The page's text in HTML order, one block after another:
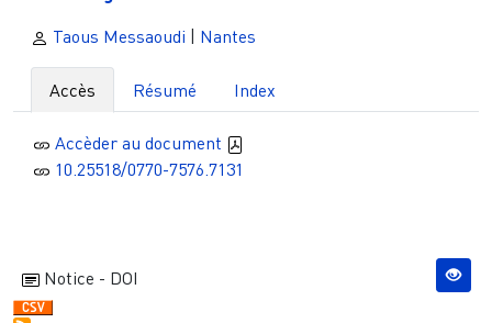
Taous Messaoudi | Nantes
Accès Résumé Index
Accèder au document
10.25518/0770-7576.7131
Notice - DOI